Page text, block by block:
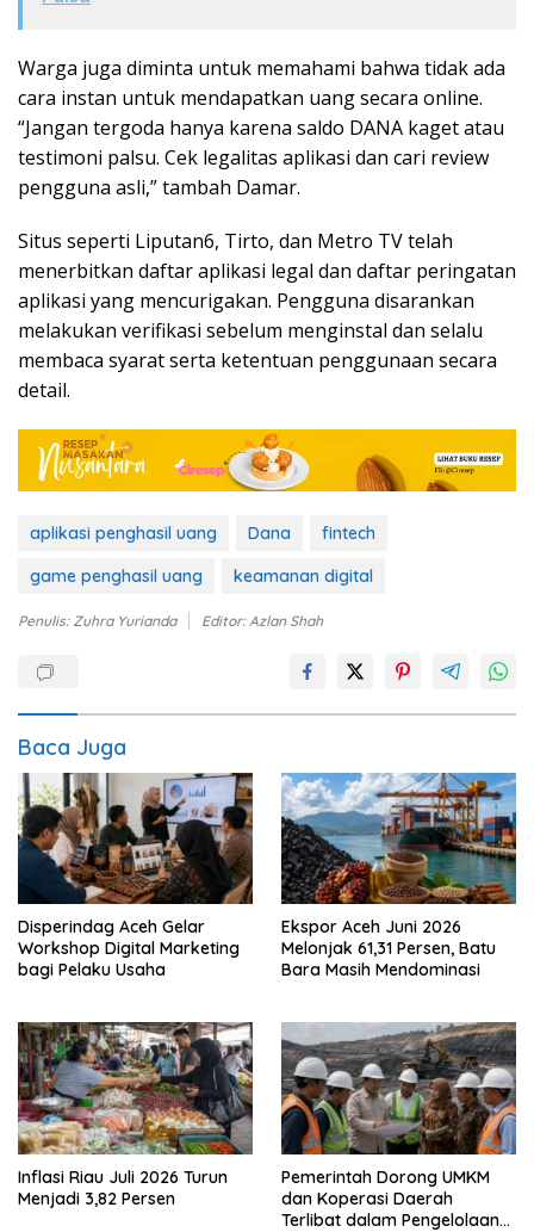
Warga juga diminta untuk memahami bahwa tidak ada
cara instan untuk mendapatkan uang secara online.
“Jangan tergoda hanya karena saldo DANA kaget atau
testimoni palsu. Cek legalitas aplikasi dan cari review
pengguna asli,” tambah Damar.
Situs seperti Liputan6, Tirto, dan Metro TV telah
menerbitkan daftar aplikasi legal dan daftar peringatan
aplikasi yang mencurigakan. Pengguna disarankan
melakukan verifikasi sebelum menginstal dan selalu
membaca syarat serta ketentuan penggunaan secara
detail.
aplikasi penghasil uang Dana
fintech
game penghasil uang
keamanan digital
Penulis: Zuhra Yurianda Editor: Azlan Shah
Baca Juga
Disperindag Aceh Gelar
Workshop Digital Marketing
bagi Pelaku Usaha
Ekspor Aceh Juni 2026
Melonjak 61,31 Persen, Batu
Bara Masih Mendominasi
Inflasi Riau Juli 2026 Turun
Menjadi 3,82 Persen
Pemerintah Dorong UMKM
dan Koperasi Daerah
Terlibat dalam Pengelolaan